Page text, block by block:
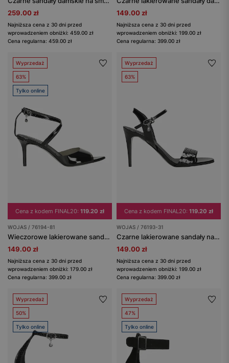
259.00 zł
Najniższa cena z 30 dni przed
wprowadzeniem obniżki: 459.00 zł
Cena regularna: 459.00 zł
149.00 zł
Najniższa cena z 30 dni przed
wprowadzeniem obniżki: 199.00 zł
Cena regularna: 399.00 zł
Wyprzedaż
63%
Tylko online
Cena z kodem FINAL20: 119.20 zł
WOJAS / 76194-81
Wieczorowe lakierowane sandały na szpilce
149.00 zł
Najniższa cena z 30 dni przed
wprowadzeniem obniżki: 179.00 zł
Cena regularna: 399.00 zł
Wyprzedaż
63%
Cena z kodem FINAL20: 119.20 zł
WOJAS / 76193-31
Czarne lakierowane sandały na szpilce z ażurowym paskiem
149.00 zł
Najniższa cena z 30 dni przed
wprowadzeniem obniżki: 199.00 zł
Cena regularna: 399.00 zł
Wyprzedaż
50%
Tylko online
Wyprzedaż
47%
Tylko online